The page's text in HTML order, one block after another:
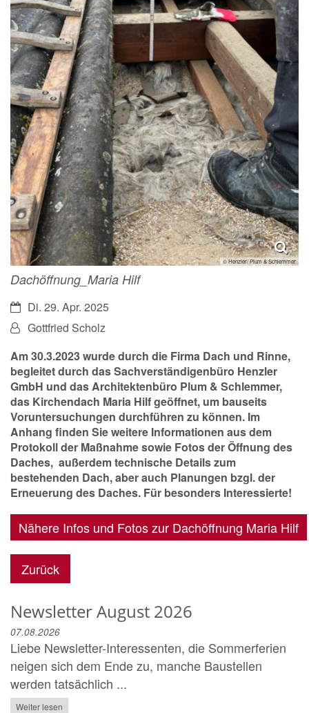
© Henzler/ Plum & Schlemmer
Dachöffnung_Maria Hilf
Datum:Di. 29. Apr. 2025
Von:Gottfried Scholz
Am 30.3.2023 wurde durch die Firma Dach und Rinne,
begleitet durch das Sachverständigenbüro Henzler
GmbH und das Architektenbüro Plum & Schlemmer,
das Kirchendach Maria Hilf geöffnet, um bauseits
Voruntersuchungen durchführen zu können. Im
Anhang finden Sie weitere Informationen aus dem
Protokoll der Maßnahme sowie Fotos der Öffnung des
Daches, außerdem technische Details zum
bestehenden Dach, aber auch Planungen bzgl. der
Erneuerung des Daches. Für besonders Interessierte!
Nähere Infos und Fotos zur Dachöffnung Maria Hilf
Zurück
Newsletter August 2026
07.08.2026
Liebe Newsletter-Interessenten, die Sommerferien
neigen sich dem Ende zu, manche Baustellen
werden tatsächlich ...
Weiter lesen